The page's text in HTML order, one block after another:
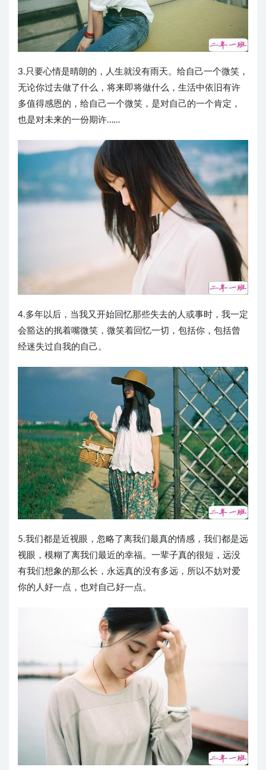
3.只要心情是晴朗的，人生就没有雨天。给自己一个微笑，
无论你过去做了什么，将来即将做什么，生活中依旧有许
多值得感恩的，给自己一个微笑，是对自己的一个肯定，
也是对未来的一份期许……
4.多年以后，当我又开始回忆那些失去的人或事时，我一定
会豁达的抿着嘴微笑，微笑着回忆一切，包括你，包括曾
经迷失过自我的自己。
5.我们都是近视眼，忽略了离我们最真的情感，我们都是远
视眼，模糊了离我们最近的幸福。一辈子真的很短，远没
有我们想象的那么长，永远真的没有多远，所以不妨对爱
你的人好一点，也对自己好一点。